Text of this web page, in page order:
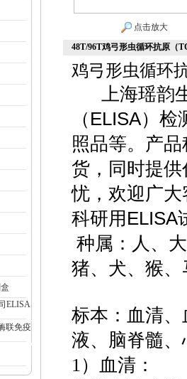
ELISA
联免疫
点击放大
48T/96T鸡弓形虫循环抗原（
鸡弓形虫循环
上海瑶韵
（ELISA）
照品等。产
货，同时提
忧，欢迎广
科研用ELISA
种属：人、
猪、犬、猴
标本：血清
液、脑脊髓
1）血清：